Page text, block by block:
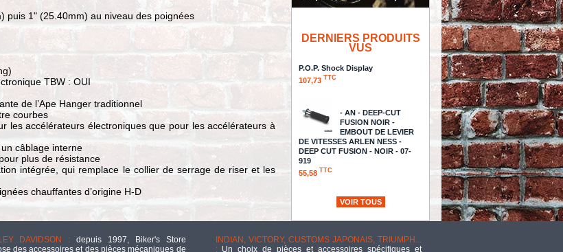
puis 1" (25.40mm) au niveau des poignées
TBW : OUI
de l’Ape Hanger traditionnel
courbes
les accélérateurs électroniques que pour les accélérateurs à
câblage interne
plus de résistance
intégrée, qui remplace le collier de serrage de riser et les
chauffantes d’origine H-D
DERNIERS PRODUITS
VUS
P.O.P. Shock Display
107,73 TTC
- AN - DEEP-CUT
FUSION NOIR -
EMBOUT DE LEVIER
DE VITESSES ARLEN NESS -
DEEP CUT FUSION - NOIR - 07-
919
55,58 TTC
HARDWARE SMOOTH ALLEN
HEAD BOLTS
"S&S - INTERMEDIATE JET FOR
VOIR TOUS
DAVIDSON : depuis 1997, Biker's Store
des accessoires et des pièces mécaniques de
INDIAN, VICTORY, CUSTOMS JAPONAIS, TRIUMPH...
:Un choix de pièces et accessoires spécifiques et